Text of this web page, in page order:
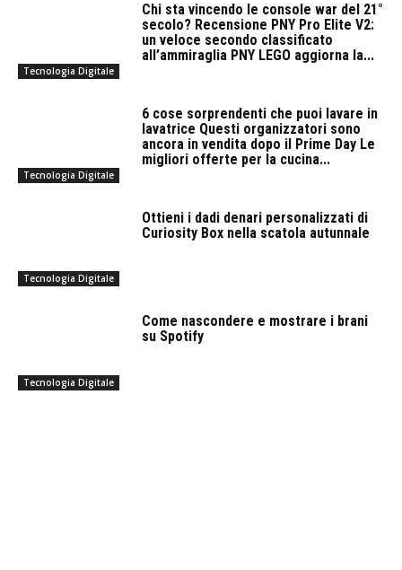
Tecnologia Digitale
Chi sta vincendo le console war del 21°
secolo? Recensione PNY Pro Elite V2:
un veloce secondo classificato
all’ammiraglia PNY LEGO aggiorna la...
Tecnologia Digitale
6 cose sorprendenti che puoi lavare in
lavatrice Questi organizzatori sono
ancora in vendita dopo il Prime Day Le
migliori offerte per la cucina...
Tecnologia Digitale
Ottieni i dadi denari personalizzati di
Curiosity Box nella scatola autunnale
Tecnologia Digitale
Come nascondere e mostrare i brani
su Spotify